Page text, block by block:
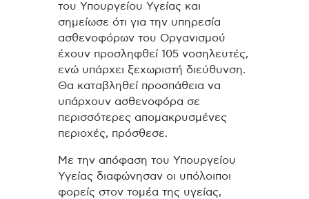
του Υπουργείου Υγείας και
σημείωσε ότι για την υπηρεσία
ασθενοφόρων του Οργανισμού
έχουν προσληφθεί 105 νοσηλευτές,
ενώ υπάρχει ξεχωριστή διεύθυνση.
Θα καταβληθεί προσπάθεια να
υπάρχουν ασθενοφόρα σε
περισσότερες απομακρυσμένες
περιοχές, πρόσθεσε.
Με την απόφαση του Υπουργείου
Υγείας διαφώνησαν οι υπόλοιποι
φορείς στον τομέα της υγείας,